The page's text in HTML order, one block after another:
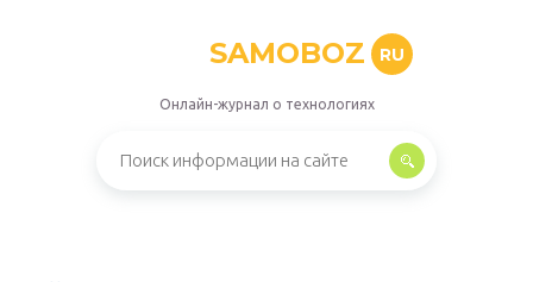
SAMOBOZ RU
Онлайн-журнал о технологиях